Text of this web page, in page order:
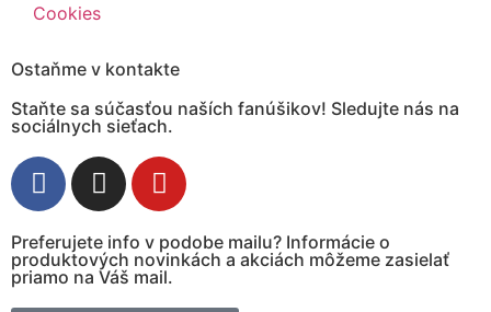
Cookies
Ostaňme v kontakte
Staňte sa súčasťou naších fanúšikov! Sledujte nás na
sociálnych sieťach.
Preferujete info v podobe mailu? Informácie o
produktových novinkách a akciách môžeme zasielať
priamo na Váš mail.